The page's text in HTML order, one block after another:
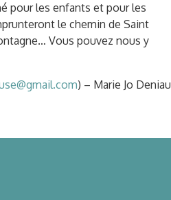
pour les enfants et pour les
le chemin de Saint
Vous pouvez nous y
) – Marie Jo Deniau